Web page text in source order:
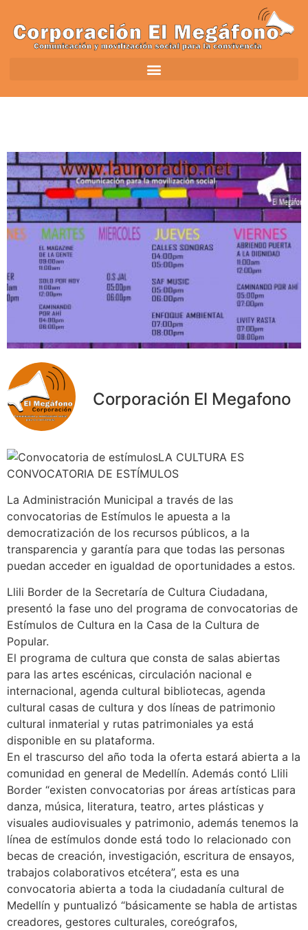
Corporación El Megafono
LA CULTURA ES
CONVOCATORIA DE ESTÍMULOS
La Administración Municipal a través de las
convocatorias de Estímulos le apuesta a la
democratización de los recursos públicos, a la
transparencia y garantía para que todas las personas
puedan acceder en igualdad de oportunidades a estos.
Llili Border de la Secretaría de Cultura Ciudadana,
presentó la fase uno del programa de convocatorias de
Estímulos de Cultura en la Casa de la Cultura de
Popular.
El programa de cultura que consta de salas abiertas
para las artes escénicas, circulación nacional e
internacional, agenda cultural bibliotecas, agenda
cultural casas de cultura y dos líneas de patrimonio
cultural inmaterial y rutas patrimoniales ya está
disponible en su plataforma.
En el trascurso del año toda la oferta estará abierta a la
comunidad en general de Medellín. Además contó Llili
Border “existen convocatorias por áreas artísticas para
danza, música, literatura, teatro, artes plásticas y
visuales audiovisuales y patrimonio, además tenemos la
línea de estímulos donde está todo lo relacionado con
becas de creación, investigación, escritura de ensayos,
trabajos colaborativos etcétera”, esta es una
convocatoria abierta a toda la ciudadanía cultural de
Medellín y puntualizó “básicamente se habla de artistas
creadores, gestores culturales, coreógrafos,